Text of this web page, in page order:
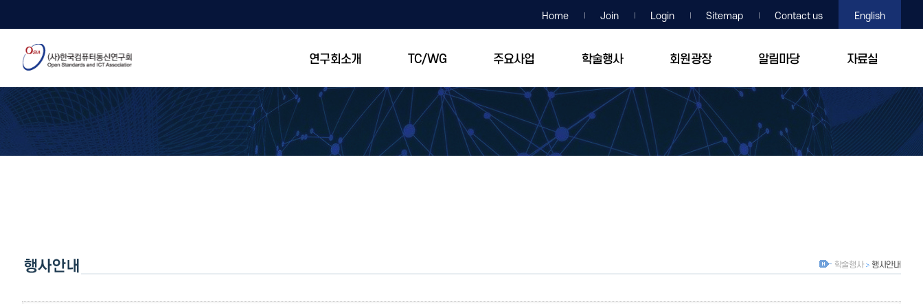
Home Join Login Sitemap Contact us English
연구회소개 TC/WG 주요사업 학술행사 회원광장 알림마당 자료실
학술행사 행사안내